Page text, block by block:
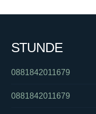
STUNDE
0881842011679
0881842011679